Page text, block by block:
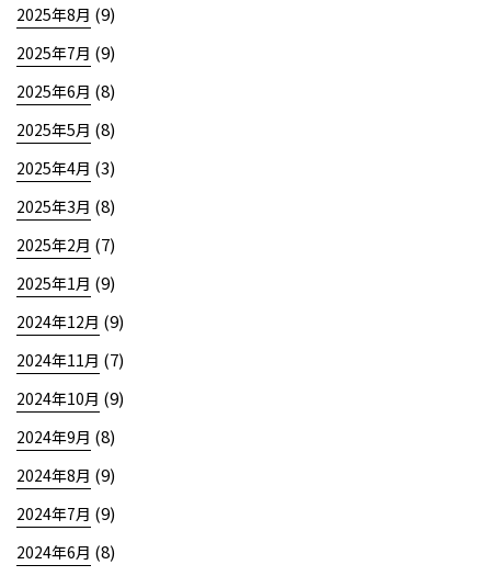
2025年8月 (9)
2025年7月 (9)
2025年6月 (8)
2025年5月 (8)
2025年4月 (3)
2025年3月 (8)
2025年2月 (7)
2025年1月 (9)
2024年12月 (9)
2024年11月 (7)
2024年10月 (9)
2024年9月 (8)
2024年8月 (9)
2024年7月 (9)
2024年6月 (8)